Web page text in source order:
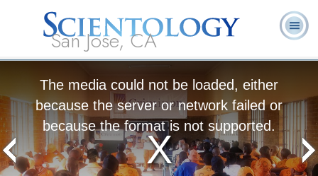
San Jose, CA
The media could not be loaded, either
because the server or network failed or
because the format is not supported.